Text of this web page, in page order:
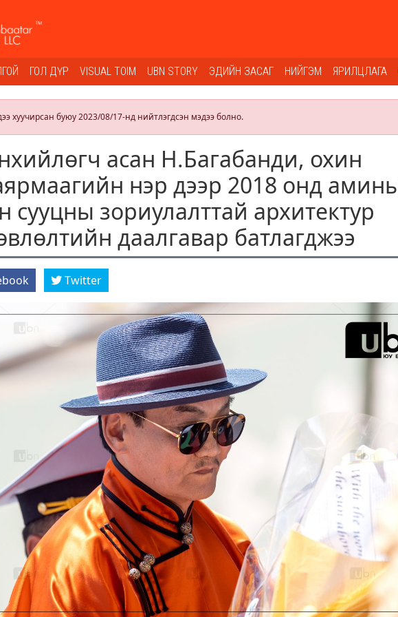
ГОЛ ДҮР VISUAL TOIM UBN STORY ЭДИЙН ЗАСАГ НИЙГЭМ ЯРИЛЦЛАГА
хуучирсан буюу 2023/08/17-нд нийтлэгдсэн мэдээ болно.
асан Н.Багабанди, охин
нэр дээр 2018 онд
сууцны зориулалттай архитектур
даалгавар батлагджээ
Twitter